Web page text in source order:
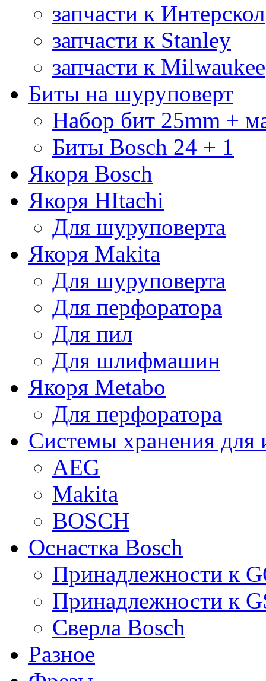
запчасти к Интерскол
запчасти к Stanley
запчасти к Milwaukee
Биты на шуруповерт
Набор бит 25mm +
Биты Bosch 24 + 1
Якоря Bosch
Якоря HItachi
Для шуруповерта
Якоря Makita
Для шуруповерта
Для перфоратора
Для пил
Для шлифмашин
Якоря Metabo
Для перфоратора
Системы хранения для
AEG
Makita
BOSCH
Оснастка Bosch
Принадлежности к
Принадлежности к
Сверла Bosch
Разное